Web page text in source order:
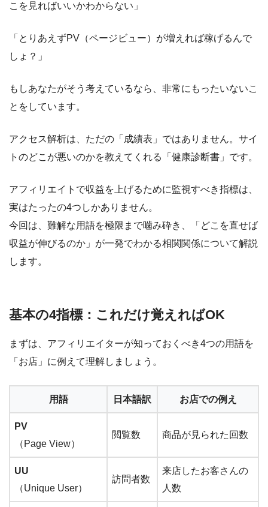
こを見ればいいかわからない」
「とりあえずPV（ページビュー）が増えれば稼げるんで
しょ？」
もしあなたがそう考えているなら、非常にもったいないこ
とをしています。
アクセス解析は、ただの「成績表」ではありません。サイ
トのどこが悪いのかを教えてくれる「健康診断書」です。
アフィリエイトで収益を上げるために監視すべき指標は、
実はたったの4つしかありません。
今回は、難解な用語を極限まで噛み砕き、
「どこを直せば
収益が伸びるのか」が一発でわかる相関関係について解説
します。
基本の4指標：これだけ覚えればOK
まずは、アフィリエイターが知っておくべき4つの用語を
「お店」に例えて理解しましょう。
用語 日本語訳 お店での例え
PV
（Page View）
閲覧数 商品が見られた回数
UU
（Unique User）
訪問者数
来店したお客さんの
人数